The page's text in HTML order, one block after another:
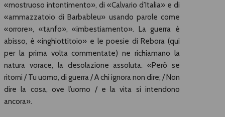
«mostruoso intontimento», di «Calvario d’Italia» e di
«ammazzatoio di Barbableu» usando parole come
«orrore», «tanfo», «imbestiamento». La guerra è
abisso, è «inghiottitoio» e le poesie di Rebora (qui
per la prima volta commentate) ne richiamano la
natura vorace, la desolazione assoluta. «Però se
ritorni / Tu uomo, di guerra / A chi ignora non dire; / Non
dire la cosa, ove l’uomo / e la vita si intendono
ancora».